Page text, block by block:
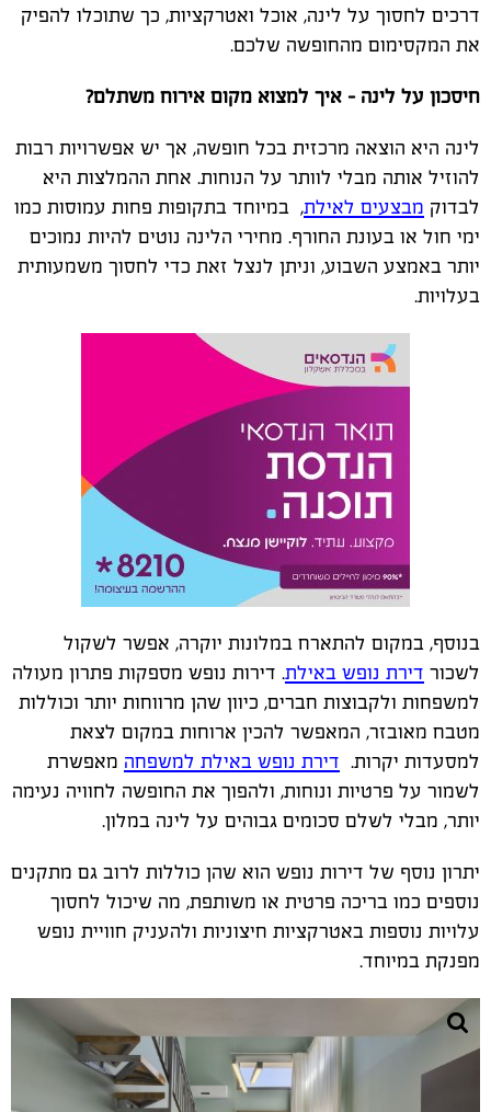
דרכים לחסוך על לינה, אוכל ואטרקציות, כך שתוכלו להפיק
את המקסימום מהחופשה שלכם.
חיסכון על לינה – איך למצוא מקום אירוח משתלם?
לינה היא הוצאה מרכזית בכל חופשה, אך יש אפשרויות רבות
להוזיל אותה מבלי לוותר על הנוחות. אחת ההמלצות היא
לבדוק מבצעים לאילת, במיוחד בתקופות פחות עמוסות כמו
ימי חול או בעונת החורף. מחירי הלינה נוטים להיות נמוכים
יותר באמצע השבוע, וניתן לנצל זאת כדי לחסוך משמעותית
בעלויות.
בנוסף, במקום להתארח במלונות יוקרה, אפשר לשקול
לשכור דירת נופש באילת. דירות נופש מספקות פתרון מעולה
למשפחות ולקבוצות חברים, כיוון שהן מרווחות יותר וכוללות
מטבח מאובזר, המאפשר להכין ארוחות במקום לצאת
למסעדות יקרות. דירת נופש באילת למשפחה מאפשרת
לשמור על פרטיות ונוחות, ולהפוך את החופשה לחוויה נעימה
יותר, מבלי לשלם סכומים גבוהים על לינה במלון.
יתרון נוסף של דירות נופש הוא שהן כוללות לרוב גם מתקנים
נוספים כמו בריכה פרטית או משותפת, מה שיכול לחסוך
עלויות נוספות באטרקציות חיצוניות ולהעניק חוויית נופש
מפנקת במיוחד.